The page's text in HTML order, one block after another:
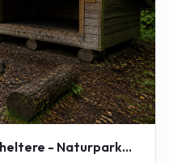
- Naturpark